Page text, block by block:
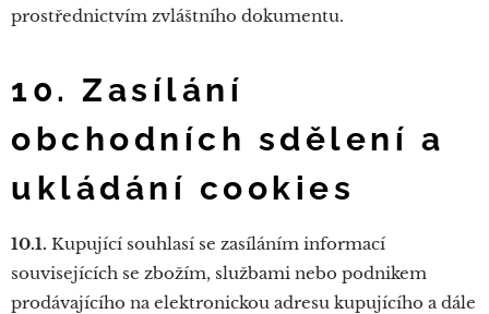
prostřednictvím zvláštního dokumentu.
10. Zasílání
obchodních sdělení a
ukládání cookies
10.1. Kupující souhlasí se zasíláním informací
souvisejících se zbožím, službami nebo podnikem
prodávajícího na elektronickou adresu kupujícího a dále